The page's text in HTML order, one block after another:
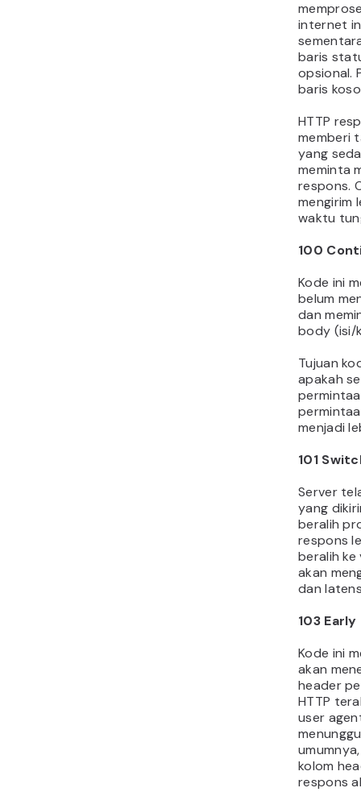
internet
baris
opsional.
baris
HTTP
memberi
yang
meminta
respons.
mengirim
waktu
100
Kode ini
belum
dan
body (isi/
Tujuan
apakah
menjadi
101
Server
yang
beralih
respons
beralih ke
akan
dan
103
Kode ini
akan
header
HTTP
user
kolom
respons